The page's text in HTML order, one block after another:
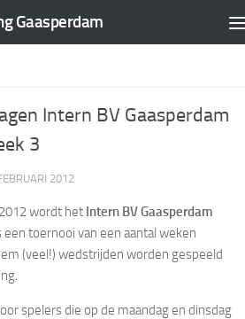
Gaasperdam
Intern BV Gaasperdam
3
2012
wordt het Intern BV Gaasperdam
een toernooi van een aantal weken
(veel!) wedstrijden worden gespeeld
spelers die op de maandag en dinsdag